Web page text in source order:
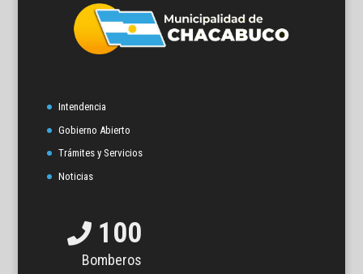
Intendencia
Gobierno Abierto
Trámites y Servicios
Noticias
100
Bomberos